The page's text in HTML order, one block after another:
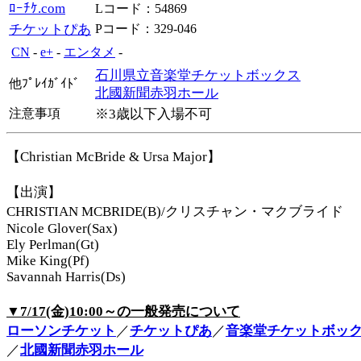
ﾛｰﾁｹ.com
Lコード：54869
チケットぴあ Pコード：329-046
CN - e+ - エンタメ -
他ﾌﾟﾚｲｶﾞｲﾄﾞ
石川県立音楽堂チケットボックス
北國新聞赤羽ホール
注意事項 ※3歳以下入場不可
【Christian McBride & Ursa Major】
【出演】
CHRISTIAN MCBRIDE(B)/クリスチャン・マクブライド
Nicole Glover(Sax)
Ely Perlman(Gt)
Mike King(Pf)
Savannah Harris(Ds)
▼7/17(金)10:00～の一般発売について
ローソンチケット ／チケットぴあ／音楽堂チケットボッ
／北國新聞赤羽ホール